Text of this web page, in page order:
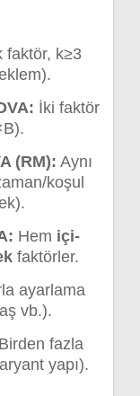
faktör, k≥3
İki faktör
(RM): Aynı
koşul
Hem içi-
faktörler.
ayarlama
vb.).
Birden fazla
yapı).